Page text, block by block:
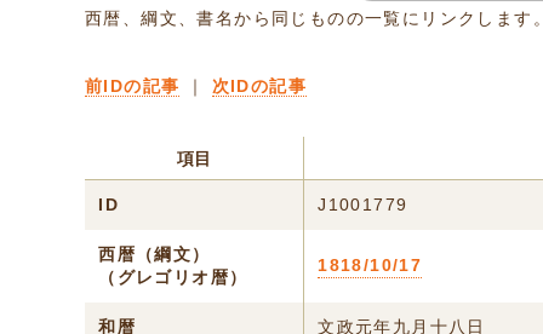
西暦、綱文、書名から同じものの一覧にリンクします
前IDの記事 ｜ 次IDの記事
項目
ID J1001779
西暦（綱文）
（グレゴリオ暦）
1818/10/17
和暦 文政元年九月十八日